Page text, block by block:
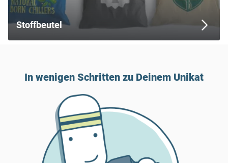
Stoffbeutel
In wenigen Schritten zu Deinem Unikat